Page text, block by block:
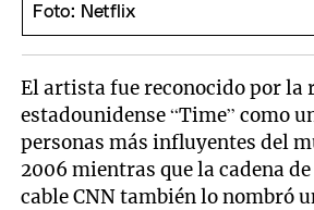
El artista fue reconocido por la
estadounidense “Time” como
personas más influyentes del
2006 mientras que la cadena
cable CNN también lo nombró